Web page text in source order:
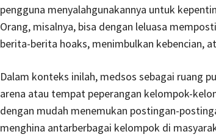
pengguna menyalahgunakannya untuk
Orang, misalnya, bisa dengan leluasa
berita-berita hoaks, menimbulkan kebencian,
Dalam konteks inilah, medsos sebagai ruang
arena atau tempat peperangan kelompok-
dengan mudah menemukan postingan-
menghina antarberbagai kelompok di